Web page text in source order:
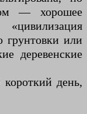
— хорошее
грунтовки или
деревенские
день,